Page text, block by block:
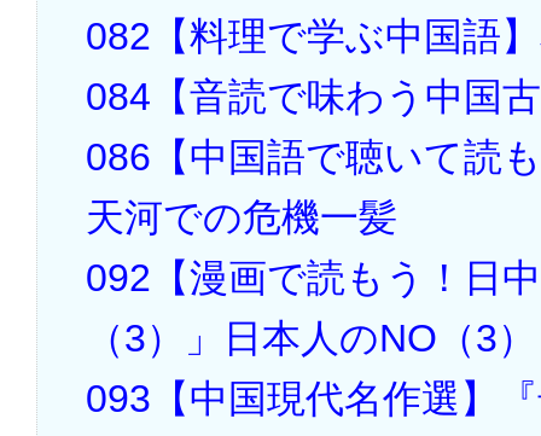
082【料理で学ぶ中国語
084【音読で味わう中国
086【中国語で聴いて読
天河での危機一髪
092【漫画で読もう！日
（3）」日本人のNO（3）
093【中国現代名作選】